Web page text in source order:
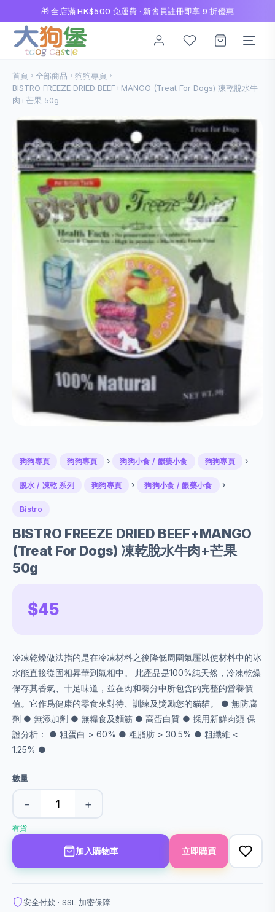
🎁 全店滿 HK$500 免運費 · 新會員註冊即享 9 折優惠
首頁 全部商品
狗狗專頁
BISTRO FREEZE DRIED BEEF+MANGO (Treat For Dogs) 凍乾脫水牛
肉+芒果 50g
狗狗專頁 狗狗專頁 › 狗狗小食 / 餵藥小食 狗狗專頁 ›
脫水 / 凍乾 系列 狗狗專頁 › 狗狗小食 / 餵藥小食 ›
Bistro
BISTRO FREEZE DRIED BEEF+MANGO
(Treat For Dogs) 凍乾脫水牛肉+芒果
50g
$45
冷凍乾燥做法指的是在冷凍材料之後降低周圍氣壓以使材料中的冰
水能直接從固相昇華到氣相中。 此產品是100%純天然，冷凍乾燥
保存其香氣、十足味道，並在肉和養分中所包含的完整的營養價
值。它作爲健康的零食來對待、訓練及獎勵您的貓貓。 ● 無防腐
劑 ● 無添加劑 ● 無糧食及麵筋 ● 高蛋白質 ● 採用新鮮肉類 保
證分析： ● 粗蛋白 > 60% ● 粗脂肪 > 30.5% ● 粗纖維 <
1.25% ●
數量
− +
有貨
加入購物車 立即購買
安全付款 · SSL 加密保障